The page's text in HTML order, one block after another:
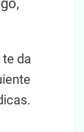
te da